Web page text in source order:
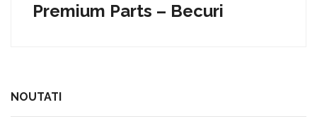
Premium Parts – Becuri
NOUTATI